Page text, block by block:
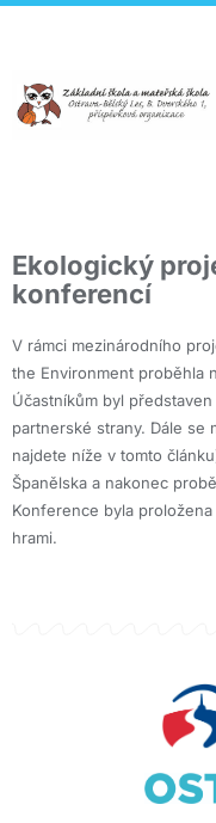
Ekologický
konferencí
V rámci mezinárodního
the Environment proběhla
Účastníkům byl
partnerské strany. Dále se
najdete níže v tomto
Španělska a nakonec
Konference byla
hrami.